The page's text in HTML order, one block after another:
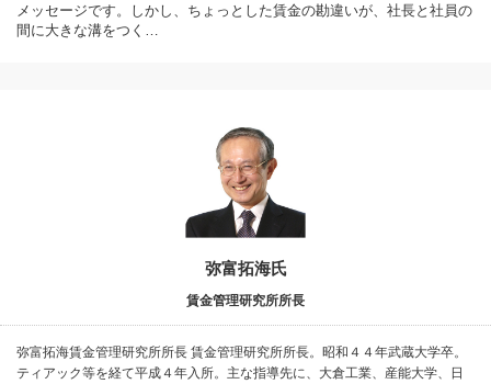
メッセージです。しかし、ちょっとした賃金の勘違いが、社長と社員の
間に大きな溝をつく…
弥富拓海氏
賃金管理研究所所長
弥富拓海賃金管理研究所所長 賃金管理研究所所長。昭和４４年武蔵大学卒。
ティアック等を経て平成４年入所。主な指導先に、大倉工業、産能大学、日